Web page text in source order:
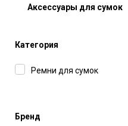
Аксессуары для сумок
Категория
Ремни для сумок
Бренд